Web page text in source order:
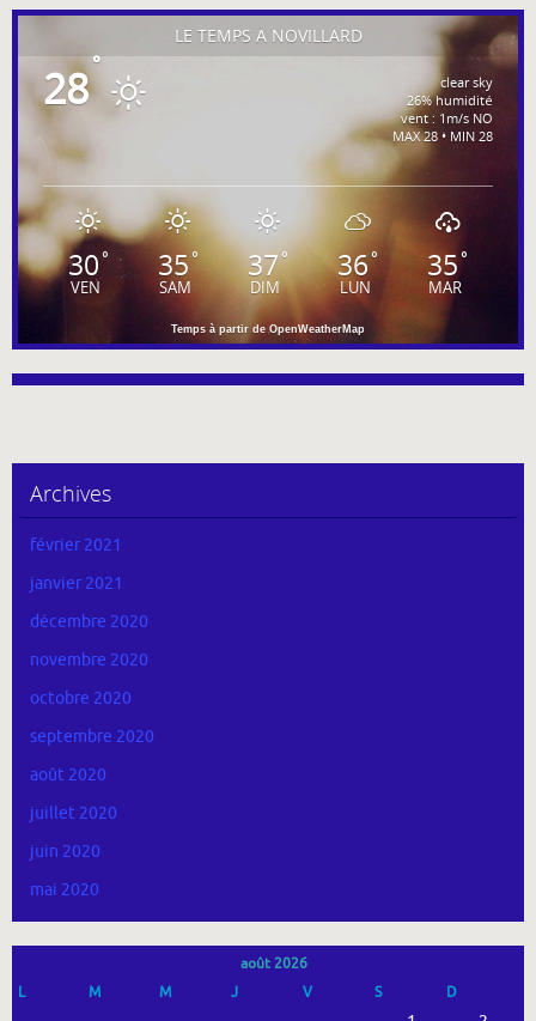
LE TEMPS À NOVILLARD
28°
clear sky
26% humidité
vent : 1m/s NO
MAX 28 • MIN 28
30°
VEN
35°
SAM
37°
DIM
36°
LUN
35°
MAR
Temps à partir de OpenWeatherMap
Archives
février 2021
janvier 2021
décembre 2020
novembre 2020
octobre 2020
septembre 2020
août 2020
juillet 2020
juin 2020
mai 2020
août 2026
L
M M J V S D